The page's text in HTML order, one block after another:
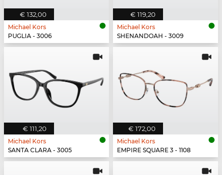
€ 132,00
Michael Kors
PUGLIA - 3006
€ 119,20
Michael Kors
SHENANDOAH - 3009
€ 111,20
Michael Kors
SANTA CLARA - 3005
€ 172,00
Michael Kors
EMPIRE SQUARE 3 - 1108